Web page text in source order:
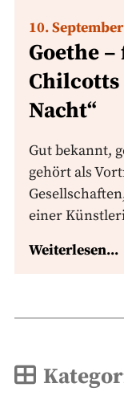
10.
Goethe
Chilcotts
Nacht“
Gut bekannt,
gehört als
einer
Weiterlesen...